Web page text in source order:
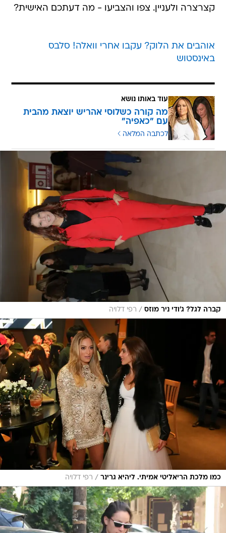
קצרצרה ולעניין. צפו והצביעו - מה דעתכם האישית?
אוהבים את הלוק? עקבו אחרי וואלה! סלבס
באינסטוש
עוד באותו נושא
מה קורה כשלוסי אהריש יוצאת מהבית
עם "כאפיה"
לכתבה המלאה
קברה לגל? ג'ודי ניר מוזס / רפי דלויה
כמו מלכת הריאליטי אמיתי. ליהיא גרינר / רפי דלויה